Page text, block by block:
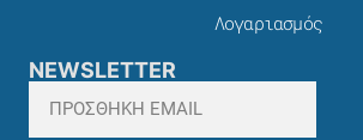
Λογαριασμός
NEWSLETTER